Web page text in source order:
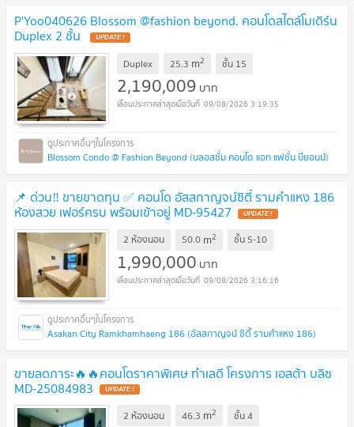
P'Yoo040626 Blossom @fashion beyond. คอนโดสไตล์โมเดิร์น
Duplex 2 ชั้น UPDATE !
Duplex 25.3 m2 ชั้น 15
2,190,009 บาท
09/08/2026 3:19:35
Blossom Condo @ Fashion Beyond (บลอสซั่ม คอนโด แอท แฟชั่น บียอนน์)
📌 ด่วน‼️ ขายขาดทุน ✅ คอนโด อัสสกาญจน์ซิตี้ รามคำแหง 186
ห้องสวย เฟอร์ครบ พร้อมเข้าอยู่ MD-95427 UPDATE !
2 ห้องนอน 50.0 m2 ชั้น 5-10
1,990,000 บาท
09/08/2026 3:16:16
Asakan City Ramkhamhaeng 186 (อัสสกาญจน์ ซิตี้ รามคำแหง 186)
ขายลดภาระ🔥🔥คอนโดราคาพิเศษ ทำเลดี โครงการ เอสต้า บลิซ
MD-25084983 UPDATE !
2 ห้องนอน 46.3 m2 ชั้น4